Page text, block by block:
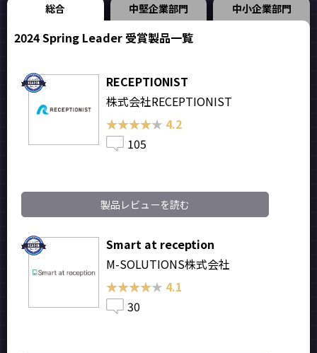
総合 中堅企業部門 中小企業部門
2024 Spring Leader 受賞製品一覧
RECEPTIONIST
株式会社RECEPTIONIST
★★★★★
★★★★★ 4.2
105
製品レビューを読む
Smart at reception
M-SOLUTIONS株式会社
★★★★★
★★★★★ 4.1
30